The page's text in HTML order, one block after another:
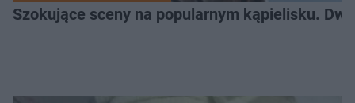
Szokujące sceny na popularnym kąpielisku.